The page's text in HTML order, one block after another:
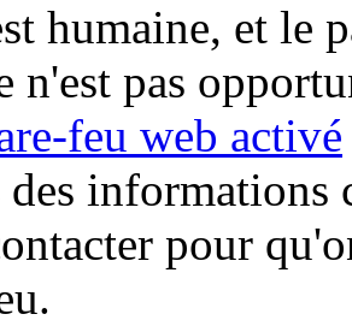
humaine, et le
n'est pas
feu web activé
informations
pour